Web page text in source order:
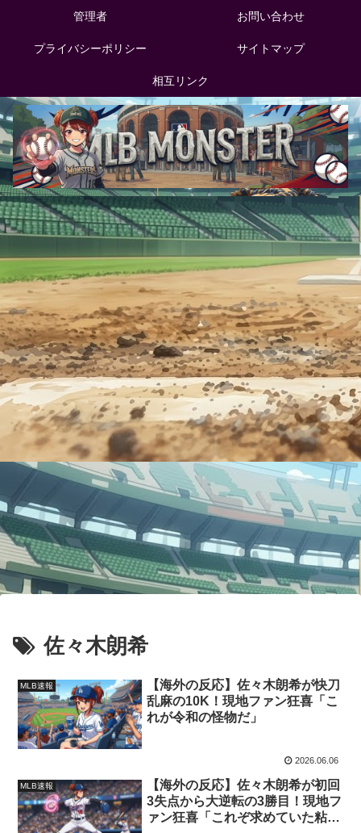
管理者 お問い合わせ
プライバシーポリシー サイトマップ
相互リンク
佐々木朗希
MLB速報
【海外の反応】佐々木朗希が快刀
乱麻の10K！現地ファン狂喜「こ
れが令和の怪物だ」
2026.06.06
MLB速報
【海外の反応】佐々木朗希が初回
3失点から大逆転の3勝目！現地フ
ァン狂喜「これぞ求めていた粘り